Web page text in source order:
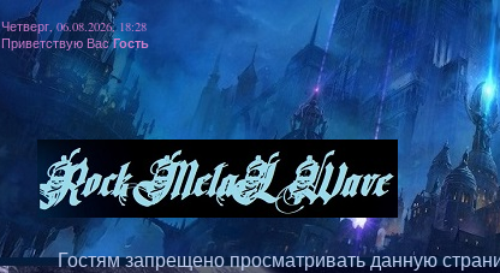
Четверг, 06.08.2026, 18:28
Приветствую Вас Гость
Гостям запрещено просматривать данную